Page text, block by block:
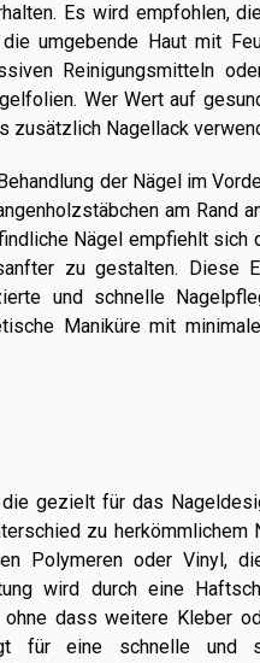
Es wird empfohlen,
umgebende Haut mit
Reinigungsmitteln
Wer Wert auf
zusätzlich Nagellack
der Nägel im
am Rand
Nägel empfiehlt sich
zu gestalten. Diese
und schnelle
Maniküre mit
gezielt für das
zu
Polymeren oder Vinyl,
wird durch eine
dass weitere Kleber
für eine schnelle und